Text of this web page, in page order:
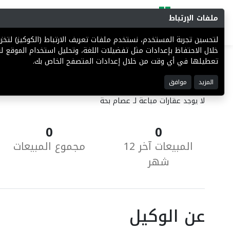
العقارات المباعة
لا يوجد عقارات مباعة لـ عصام بحة
0
المبيعات آخر 12
شهر
0
مجموع المبيعات
عن الوكيل
ملفات الإرتباط
لتحسين تجربة المستخدم، نستخدم ملفات تعريف الارتباط
خلال الاحتفاظ بإعدادات مثل تفضيلات اللغة، وتحليل استخدام
تعطيلها في أي وقت من خلال إعدادات المتصفح الخاص بك.
المزيد موافق